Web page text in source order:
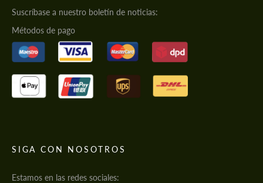
Suscríbase a nuestro boletín de noticias:
Métodos de pago
SIGA CON NOSOTROS
Estamos en las redes sociales: